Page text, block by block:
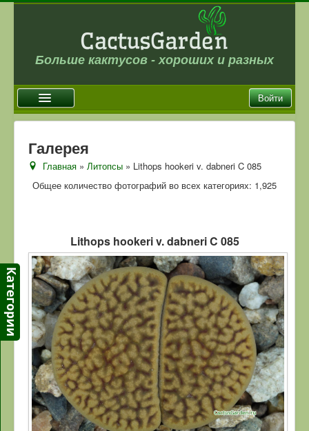
Больше кактусов - хороших и разных
Войти
Новости
Галерея
Отзывы
Ссылки
Контакты
Галерея
Главная »Литопсы » Lithops hookeri v. dabneri C 085
Общее количество фотографий во всех категориях: 1,925
Lithops hookeri v. dabneri C 085